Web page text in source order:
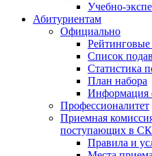
Учебно-
Абитуриентам
Официально
Список
Статистика
План набора
Информация
Профессионалитет
Приемная
поступающих в
Правила и